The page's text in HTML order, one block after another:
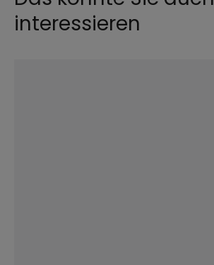
interessieren